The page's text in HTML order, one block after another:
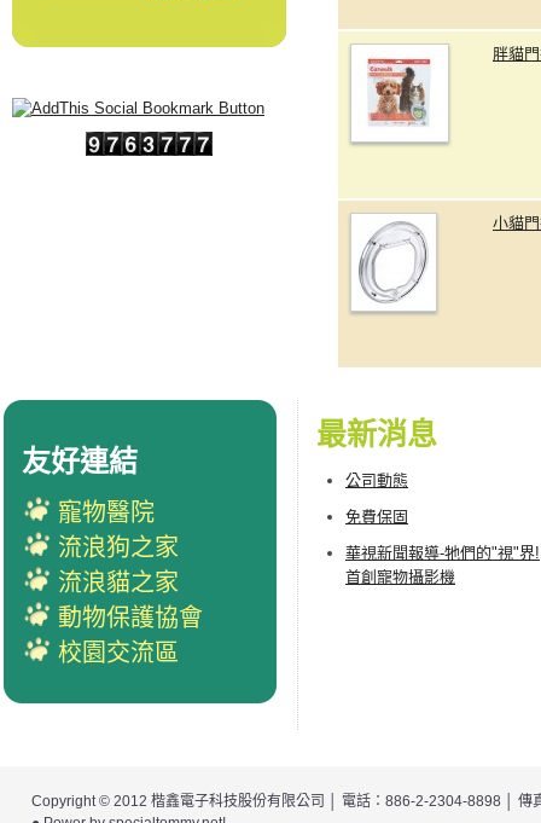
胖貓
小貓
最新消息
公司動態
免費保固
華視新聞報導-牠們的"視"界!
首創寵物攝影機
友好連結
寵物醫院
流浪狗之家
流浪貓之家
動物保護協會
校園交流區
Copyright © 2012 楷鑫電子科技股份有限公司
│ 電話：886-2-2304-8898 │